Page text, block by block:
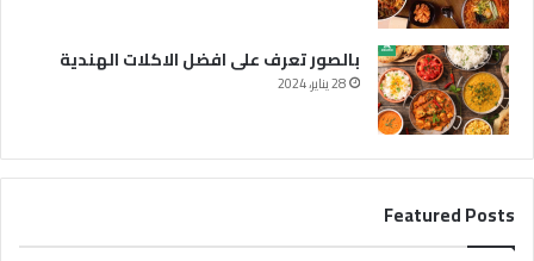
بالصور تعرف على افضل الاكلات الهندية
28 يناير، 2024
Featured Posts